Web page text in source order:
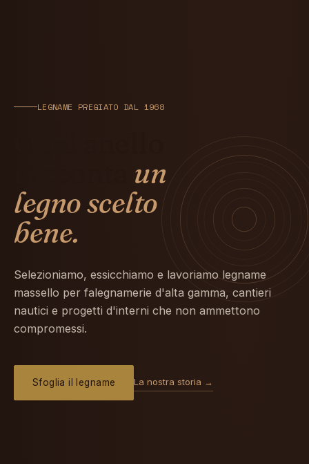
LEGNAME PREGIATO DAL 1968
un
legno scelto
bene.
Selezioniamo, essicchiamo e lavoriamo legname
massello per falegnamerie d'alta gamma, cantieri
nautici e progetti d'interni che non ammettono
compromessi.
Sfoglia il legname La nostra storia →